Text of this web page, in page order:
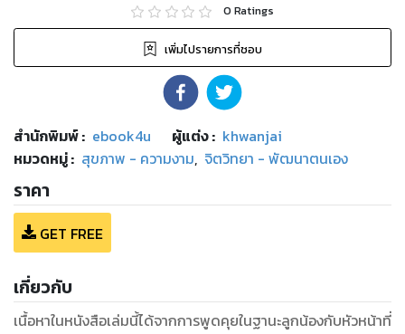
0 Ratings
เพิ่มไปรายการที่ชอบ
สำนักพิมพ์: ebook4u ผู้แต่ง : khwanjai
หมวดหมู่: สุขภาพ - ความงาม, จิตวิทยา - พัฒนาตนเอง
ราคา
GET FREE
เกี่ยวกับ
เนื้อหาในหนังสือเล่มนี้ได้จากการพูดคุยในฐานะลูกน้องกับหัวหน้าที่